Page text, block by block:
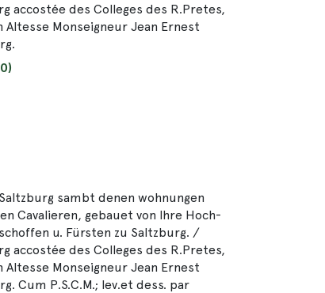
accostée des Colleges des R.Pretes,
Monseigneur Jean Ernest
sambt denen wohnungen
Cavalieren, gebauet von Ihre Hoch-
u. Fürsten zu Saltzburg. /
accostée des Colleges des R.Pretes,
Monseigneur Jean Ernest
Cum P.S.C.M.; lev.et dess. par